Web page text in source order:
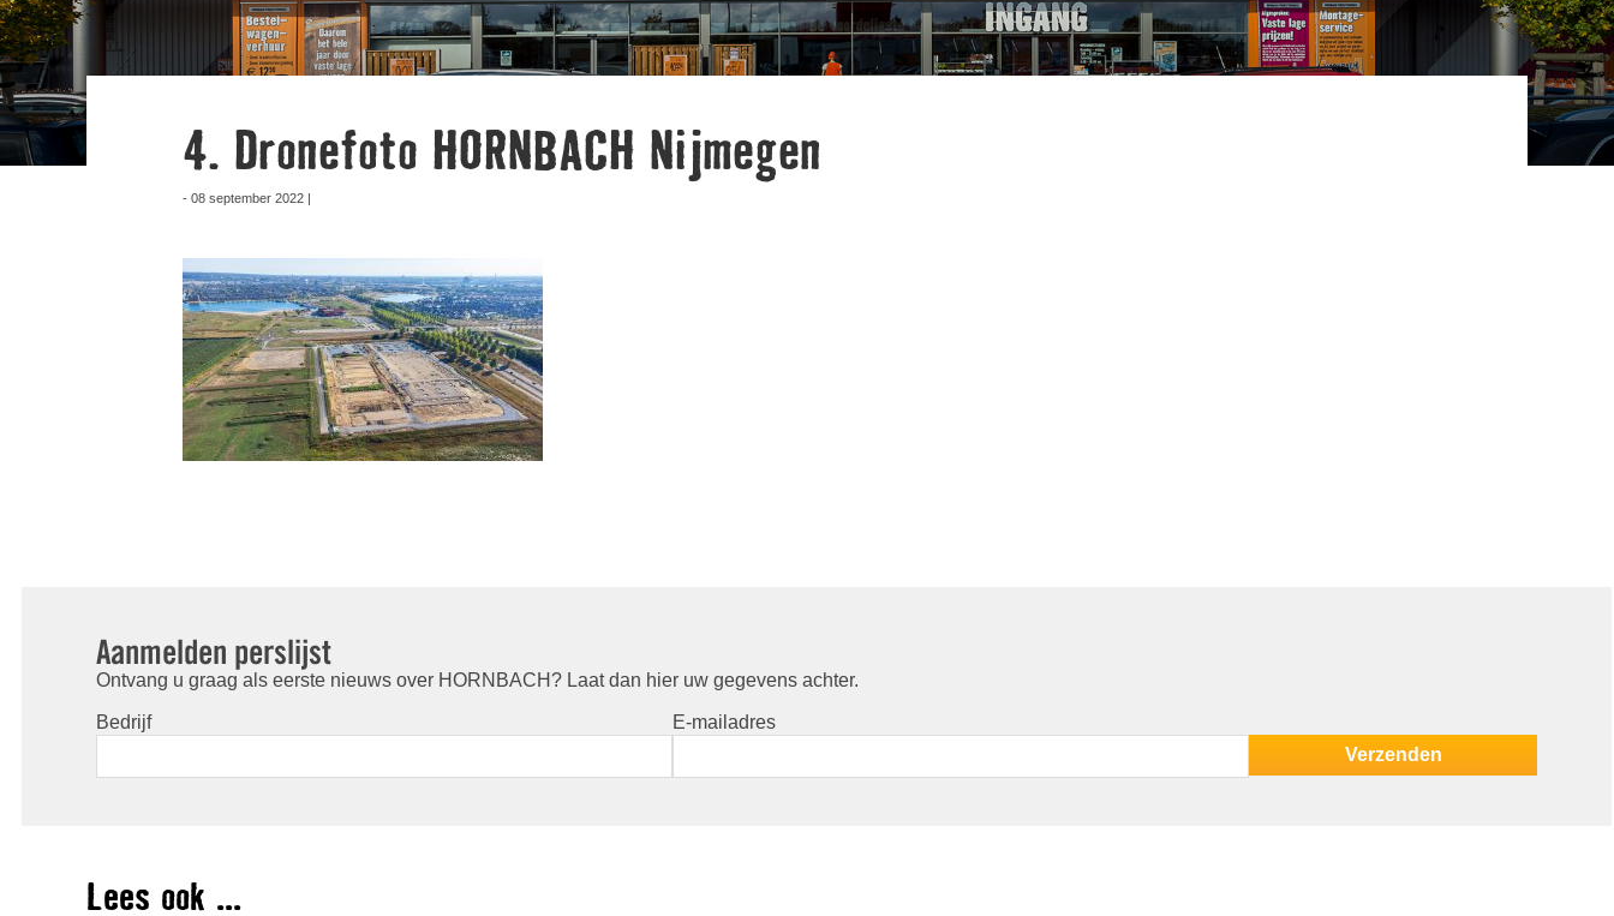
4. Dronefoto HORNBACH Nijmegen
- 08 september 2022 |
Aanmelden perslijst
Ontvang u graag als eerste nieuws over HORNBACH? Laat dan hier uw gegevens achter.
Bedrijf E-mailadres
Lees ook ...